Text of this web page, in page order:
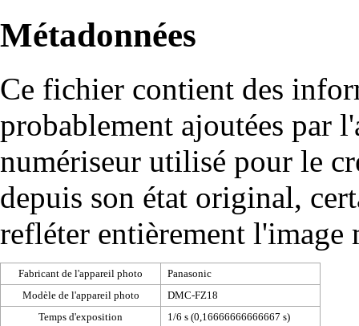
Métadonnées
Ce fichier contient des
probablement ajoutées par
numériseur utilisé pour le
depuis son état original,
refléter entièrement l'image
Fabricant de l'appareil photo
Panasonic
Modèle de l'appareil photo
DMC-FZ18
Temps d'exposition
1/6 s (0,16666666666667 s)